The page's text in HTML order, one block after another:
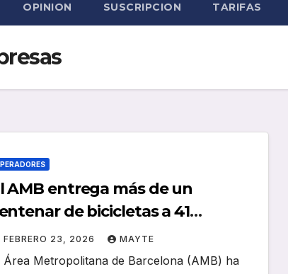
OPINION SUSCRIPCION TARIFAS
AMB entrega más de un
de bicicletas a 41
metropolitanas para
la movilidad sostenible
FEBRERO 23, 2026 MAYTE
Área Metropolitana de Barcelona (AMB) ha